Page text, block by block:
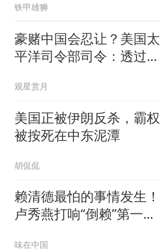
铁甲雄狮
豪赌中国会忍让？美国太
平洋司令部司令：透过实
观星赏月
美国正被伊朗反杀，霸权
被按死在中东泥潭
胡侃侃
赖清德最怕的事情发生！
卢秀燕打响“倒赖”第一
味在中国